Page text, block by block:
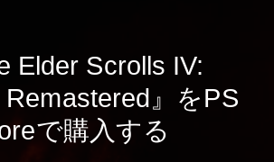
Elder Scrolls IV:
』をPS
で購入する